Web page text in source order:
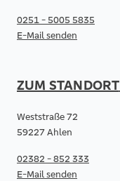
0251 - 5005 5835
E-Mail senden
ZUM STANDORT
Weststraße 72
59227 Ahlen
02382 - 852 333
E-Mail senden